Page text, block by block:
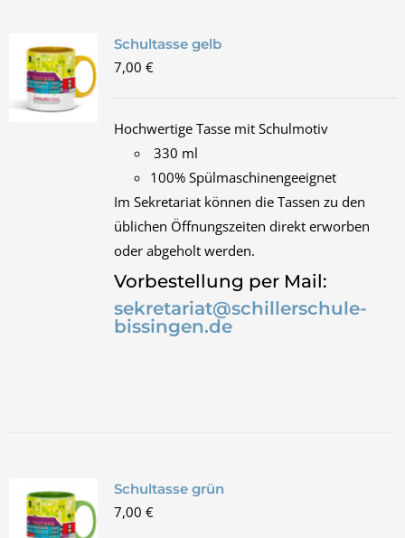
Schultasse gelb
7,00 €
Hochwertige Tasse mit Schulmotiv
330 ml
100% Spülmaschinengeeignet
Im Sekretariat können die Tassen zu den
üblichen Öffnungszeiten direkt erworben
oder abgeholt werden.
Vorbestellung per Mail:
sekretariat@schillerschule-
bissingen.de
Schultasse grün
7,00 €